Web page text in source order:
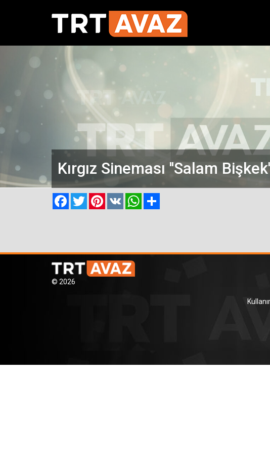
Kırgız Sineması ''Salam
FacebookTwitterPinterest
VK WhatsApp
© 2026